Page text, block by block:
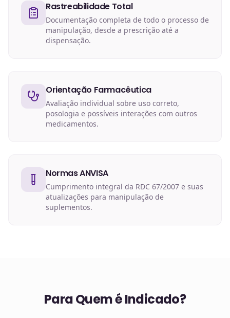
Rastreabilidade Total
Documentação completa de todo o processo de
manipulação, desde a prescrição até a
dispensação.
Orientação Farmacêutica
Avaliação individual sobre uso correto,
posologia e possíveis interações com outros
medicamentos.
Normas ANVISA
Cumprimento integral da RDC 67/2007 e suas
atualizações para manipulação de
suplementos.
Para Quem é Indicado?